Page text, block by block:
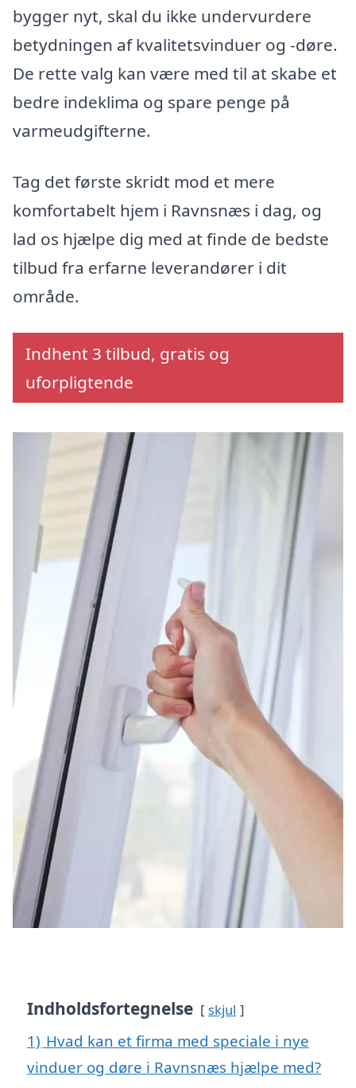
bygger nyt, skal du ikke undervurdere
betydningen af kvalitetsvinduer og -døre.
De rette valg kan være med til at skabe et
bedre indeklima og spare penge på
varmeudgifterne.
Tag det første skridt mod et mere
komfortabelt hjem i Ravnsnæs i dag, og
lad os hjælpe dig med at finde de bedste
tilbud fra erfarne leverandører i dit
område.
Indhent 3 tilbud, gratis og
uforpligtende
Indholdsfortegnelse skjul
1) Hvad kan et firma med speciale i nye
vinduer og døre i Ravnsnæs hjælpe med?